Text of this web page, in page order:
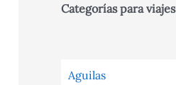
Categorías para viajes
Aguilas